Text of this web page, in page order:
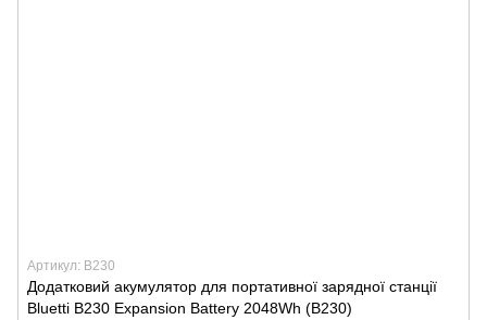
Артикул: B230
Додатковий акумулятор для портативної зарядної станції
Bluetti B230 Expansion Battery 2048Wh (B230)